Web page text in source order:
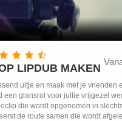
LIPDUB MAKEN
uitje en maak met je vrienden
een glansrol voor jullie vrijgezel
die wordt opgenomen in
de route samen die wordt